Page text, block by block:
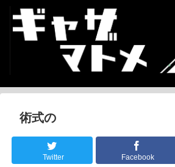
術式の
Twitter Facebook